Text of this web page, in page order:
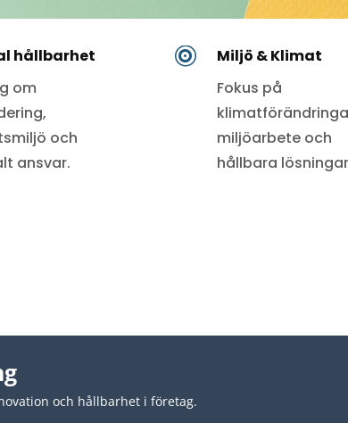
hållbarhet
om
och
ansvar.

Miljö & Klimat
Fokus på
miljöarbete och
hållbara
och hållbarhet i företag.